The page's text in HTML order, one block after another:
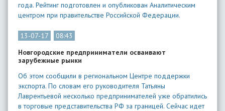
года. Рейтинг подготовлен и опубликован Аналитическим
центром при правительстве Российской Федерации.
13-07-17
08:43
Новгородские предприниматели осваивают
зарубежные рынки
Об этом сообщили в региональном Центре поддержки
экспорта. По словам его руководителя Татьяны
Лаврентьевой несколько предпринимателей уже обратились
в торговые представительства РФ за границей. Сейчас идет